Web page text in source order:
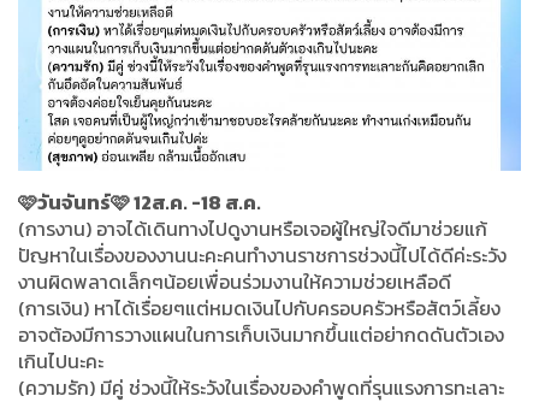
🩷วันจันทร์🩷 12ส.ค. -18 ส.ค.
(การงาน) อาจได้เดินทางไปดูงานหรือเจอผู้ใหญ่ใจดีมาช่วยแก้
ปัญหาในเรื่องของงานนะคะคนทำงานราชการช่วงนี้ไปได้ดีค่ะระวัง
งานผิดพลาดเล็กๆน้อยเพื่อนร่วมงานให้ความช่วยเหลือดี
(การเงิน) หาได้เรื่อยๆแต่หมดเงินไปกับครอบครัวหรือสัตว์เลี้ยง
อาจต้องมีการวางแผนในการเก็บเงินมากขึ้นแต่อย่ากดดันตัวเอง
เกินไปนะคะ
(ความรัก) มีคู่ ช่วงนี้ให้ระวังในเรื่องของคำพูดที่รุนแรงการทะเลาะ